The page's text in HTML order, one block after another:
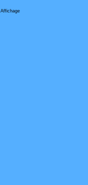
Affichage